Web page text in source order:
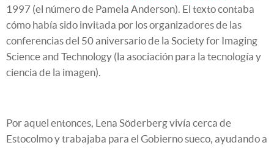
1997 (el número de Pamela Anderson). El texto contaba
cómo había sido invitada por los organizadores de las
conferencias del 50 aniversario de la Society for Imaging
Science and Technology (la asociación para la tecnología y
ciencia de la imagen).
Por aquel entonces, Lena Söderberg vivía cerca de
Estocolmo y trabajaba para el Gobierno sueco, ayudando a